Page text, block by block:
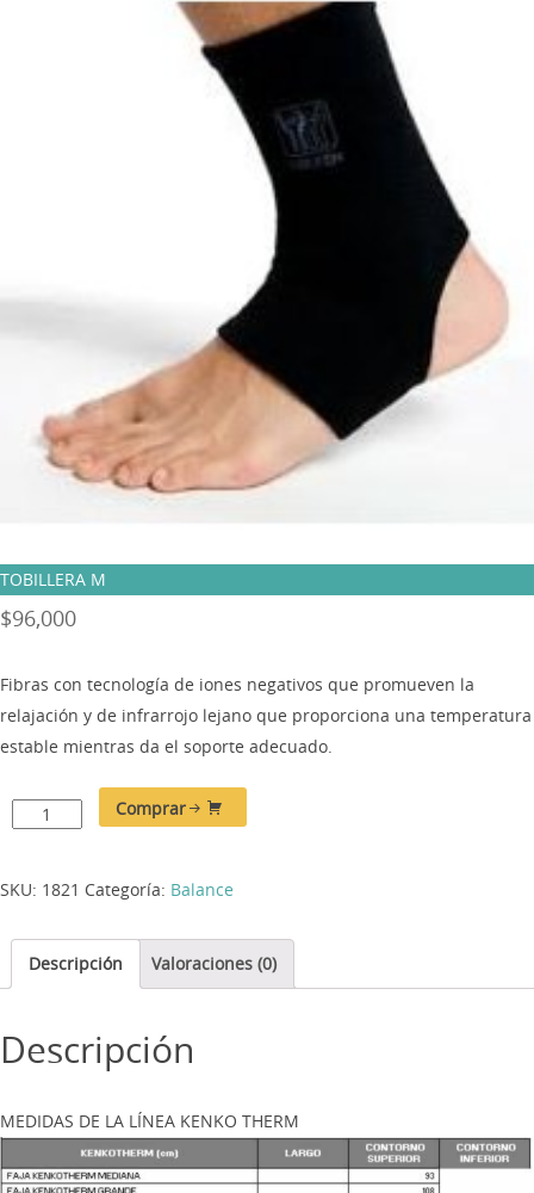
TOBILLERA M
$96,000
Fibras con tecnología de iones negativos que promueven la
relajación y de infrarrojo lejano que proporciona una temperatura
estable mientras da el soporte adecuado.
Comprar
SKU: 1821 Categoría: Balance
Descripción Valoraciones (0)
Descripción
MEDIDAS DE LA LÍNEA KENKO THERM